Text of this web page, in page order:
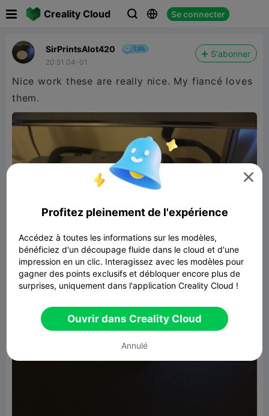
Creality Cloud   Se connecter
SirPrintsAlot420
20:51 04-01
S'abonner
Nice work these are really nice. My fiancé loves
them.

Profitez pleinement de l'expérience
Accédez à toutes les informations sur les modèles,
bénéficiez d'un découpage fluide dans le cloud et d'une
impression en un clic. Interagissez avec les modèles pour
gagner des points exclusifs et débloquer encore plus de
surprises, uniquement dans l'application Creality Cloud !
Ouvrir dans Creality Cloud
Annulé